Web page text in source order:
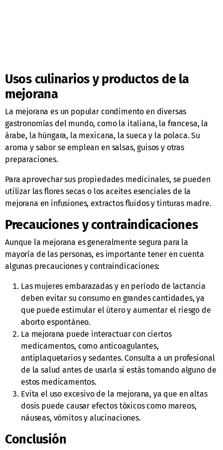
Usos culinarios y productos de la
mejorana
La mejorana es un popular condimento en diversas
gastronomías del mundo, como la italiana, la francesa, la
árabe, la húngara, la mexicana, la sueca y la polaca. Su
aroma y sabor se emplean en salsas, guisos y otras
preparaciones.
Para aprovechar sus propiedades medicinales, se pueden
utilizar las flores secas o los aceites esenciales de la
mejorana en infusiones, extractos fluidos y tinturas madre.
Precauciones y contraindicaciones
Aunque la mejorana es generalmente segura para la
mayoría de las personas, es importante tener en cuenta
algunas precauciones y contraindicaciones:
Las mujeres embarazadas y en período de lactancia
deben evitar su consumo en grandes cantidades, ya
que puede estimular el útero y aumentar el riesgo de
aborto espontáneo.
La mejorana puede interactuar con ciertos
medicamentos, como anticoagulantes,
antiplaquetarios y sedantes. Consulta a un profesional
de la salud antes de usarla si estás tomando alguno de
estos medicamentos.
Evita el uso excesivo de la mejorana, ya que en altas
dosis puede causar efectos tóxicos como mareos,
náuseas, vómitos y alucinaciones.
Conclusión